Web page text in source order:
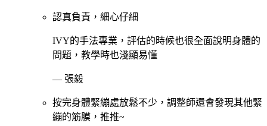
認真負責，細心仔細
IVY的手法專業，評估的時候也很全面說明身體的
問題，教學時也淺顯易懂
— 張毅
按完身體緊繃處放鬆不少，調整師還會發現其他緊
繃的筋膜，推推~